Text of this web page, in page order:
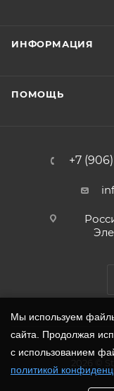
ИНФОРМАЦИЯ
ПОМОЩЬ
+7
Мы используем
сайта. Продолжая
с использованием
политикой